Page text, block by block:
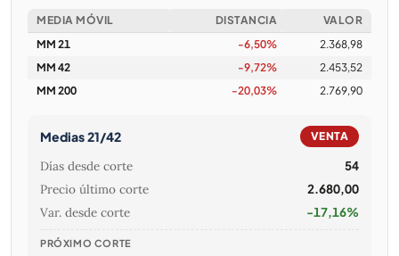
MEDIA MÓVIL DISTANCIA
VALOR
MM 21
-6,50%
2.368,98
MM 42
-9,72%
2.453,52
MM 200
-20,03% 2.769,90
Medias 21/42 VENTA
Días desde corte 54
Precio último corte 2.680,00
Var. desde corte -17,16%
PRÓXIMO CORTE